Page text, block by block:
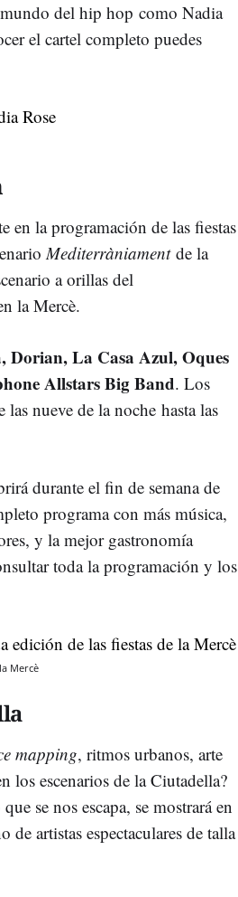
del hip hop como Nadia
el cartel completo puedes
en la programación de las fiestas
Mediterràniamentde la
a orillas del
la Mercè.
Dorian, La Casa Azul, Oques
Allstars Big Band. Los
nueve de la noche hasta las
durante el fin de semana de
programa con más música,
y la mejor gastronomía
toda la programación y los
Mercè
mapping, ritmos urbanos, arte
los escenarios de la Ciutadella?
se nos escapa, se mostrará en
artistas espectaculares de talla